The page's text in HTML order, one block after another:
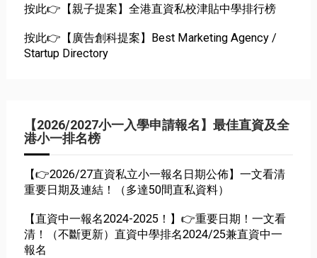
按此👉【親子提案】全港直資私校津貼中學排行榜
按此👉【廣告創科提案】Best Marketing Agency /
Startup Directory
【2026/2027小一入學申請報名】最佳直資及全
港小一排名榜
【👉2026/27直資私立小一報名日期公佈】一文看清
重要日期及連結！（多達50間直私資料）
【直資中一報名2024-2025！】👉重要日期！一文看
清！（不斷更新）直資中學排名2024/25兼直資中一
報名